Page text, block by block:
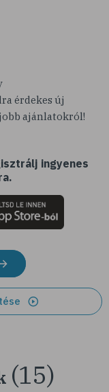
érdekes új
ajánlatokról!
ingyenes
(15)